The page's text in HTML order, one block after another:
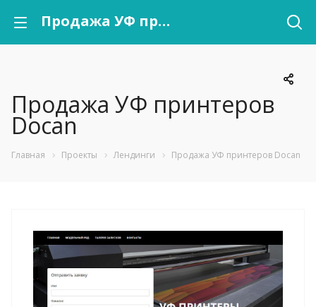
Продажа УФ принтеров Docan
Продажа УФ принтеров
Docan
Главная Проекты Лендинги Продажа УФ принтеров Docan